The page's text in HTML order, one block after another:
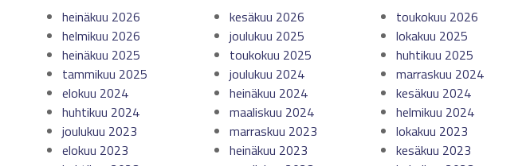
heinäkuu 2026 kesäkuu 2026 toukokuu 2026
helmikuu 2026
joulukuu 2025 lokakuu 2025
heinäkuu 2025
toukokuu 2025 huhtikuu 2025
tammikuu 2025
joulukuu 2024 marraskuu 2024
elokuu 2024
heinäkuu 2024 kesäkuu 2024
huhtikuu 2024
maaliskuu 2024 helmikuu 2024
joulukuu 2023
marraskuu 2023 lokakuu 2023
elokuu 2023
heinäkuu 2023 kesäkuu 2023